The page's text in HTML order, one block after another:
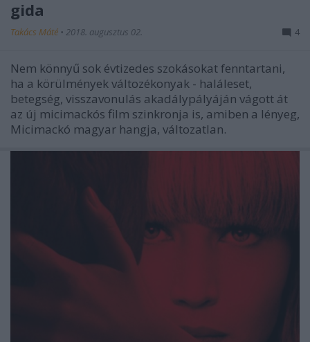
gida
Takács Máté • 2018. augusztus 02. 4
Nem könnyű sok évtizedes szokásokat fenntartani,
ha a körülmények változékonyak - haláleset,
betegség, visszavonulás akadálypályáján vágott át
az új micimackós film szinkronja is, amiben a lényeg,
Micimackó magyar hangja, változatlan.